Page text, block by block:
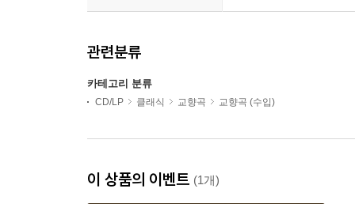
관련분류
카테고리 분류
CD/LP 클래식 교향곡 교향곡 (수입)
이 상품의 이벤트 (1개)